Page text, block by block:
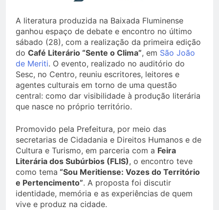
A literatura produzida na Baixada Fluminense
ganhou espaço de debate e encontro no último
sábado (28), com a realização da primeira edição
do Café Literário “Sente o Clima”, em São João
de Meriti. O evento, realizado no auditório do
Sesc, no Centro, reuniu escritores, leitores e
agentes culturais em torno de uma questão
central: como dar visibilidade à produção literária
que nasce no próprio território.
Promovido pela Prefeitura, por meio das
secretarias de Cidadania e Direitos Humanos e de
Cultura e Turismo, em parceria com a Feira
Literária dos Subúrbios (FLIS), o encontro teve
como tema “Sou Meritiense: Vozes do Território
e Pertencimento”. A proposta foi discutir
identidade, memória e as experiências de quem
vive e produz na cidade.